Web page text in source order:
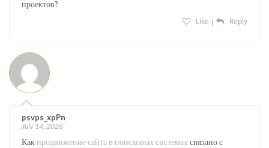
проектов?
Like Reply
psvps_xpPn
July 14, 2026
Какпродвижение сайта в поисковых системах связано с